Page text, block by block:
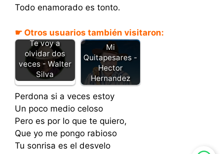
Todo enamorado es tonto.
☛ Otros usuarios también visitaron:
Te voy a
olvidar dos
veces - Walter
Silva
Mi
Quitapesares -
Hector
Hernandez
Perdona si a veces estoy
Un poco medio celoso
Pero es por lo que te quiero,
Que yo me pongo rabioso
Tu sonrisa es el desvelo